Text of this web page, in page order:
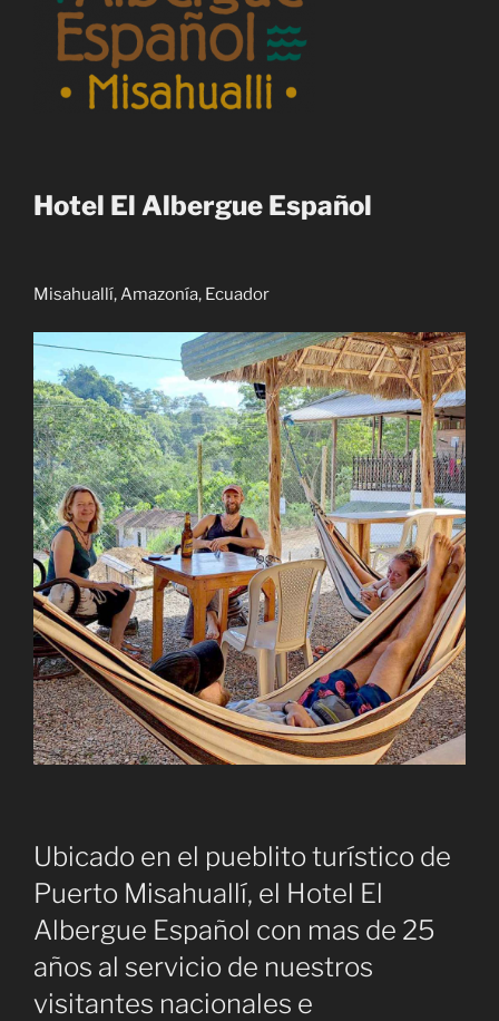
Hotel El Albergue Español
Misahuallí, Amazonía, Ecuador
Ubicado en el pueblito turístico de
Puerto Misahuallí, el Hotel El
Albergue Español con mas de 25
años al servicio de nuestros
visitantes nacionales e